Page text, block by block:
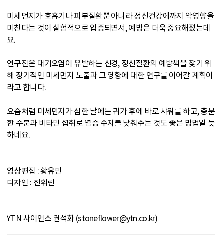
미세먼지가 호흡기나 피부질환뿐 아니라 정신건강에까지 악영향을
미친다는 것이 실험적으로 입증되면서, 예방은 더욱 중요해졌는데
요.
연구진은 대기오염이 유발하는 신경, 정신질환의 예방책을 찾기 위
해 장기적인 미세먼지 노출과 그 영향에 대한 연구를 이어갈 계획이
라고 합니다.
요즘처럼 미세먼지가 심한 날에는 귀가 후에 바로 샤워를 하고, 충분
한 수분과 비타민 섭취로 염증 수치를 낮춰주는 것도 좋은 방법일 듯
하네요.
영상편집 : 황유민
디자인 : 전휘린
YTN 사이언스 권석화 (stoneflower@ytn.co.kr)